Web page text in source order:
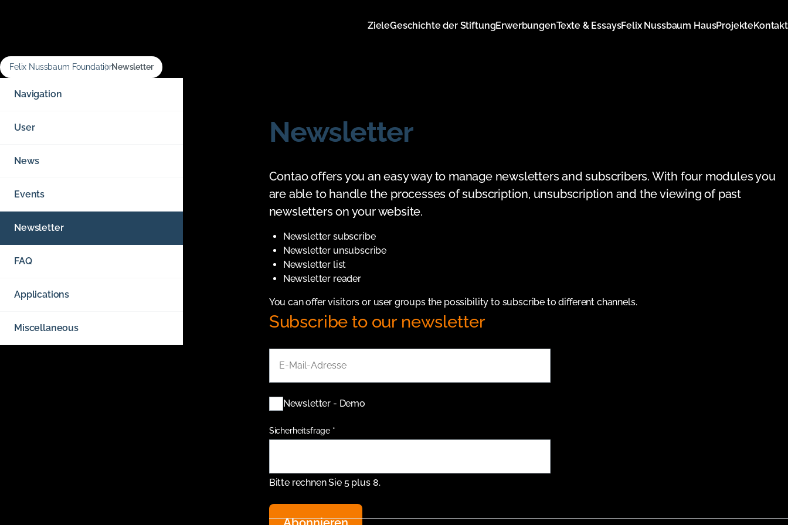
ZieleGeschichte der StiftungErwerbungenTexte & EssaysFelix Nussbaum HausProjekteKontakt
Felix Nussbaum FoundationNewsletter
Newsletter
Contao offers you an easy way to manage newsletters and subscribers. With four modules you
are able to handle the processes of subscription, unsubscription and the viewing of past
newsletters on your website.
Newsletter subscribe
Newsletter unsubscribe
Newsletter list
Newsletter reader
You can offer visitors or user groups the possibility to subscribe to different channels.
Subscribe to our newsletter
Mail-
Verteiler
Newsletter - Demo
Pflichtfeld
Sicherheitsfrage *
Bitte rechnen Sie 5 plus 8.
überspringen
Navigation
User
News
Events
Newsletter
FAQ
Applications
Miscellaneous